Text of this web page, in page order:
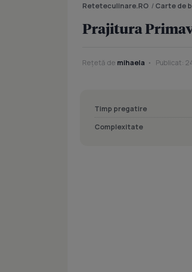
Reteteculinare.RO / Carte de
Prajitura
Rețetă de mihaela Publicat:
Timp pregatire
Complexitate